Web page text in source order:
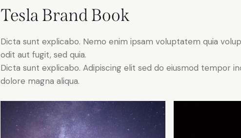
Tesla Brand Book
Dicta sunt explicabo. Nemo enim ipsam voluptatem quia
odit aut fugit, sed quia.
Dicta sunt explicabo. Adipiscing elit sed do eiusmod tempor
dolore magna aliqua.